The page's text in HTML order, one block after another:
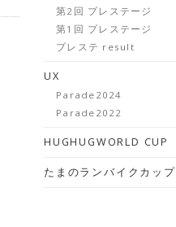
第2回 プレステージ
第1回 プレステージ
プレステ result
UX
Parade2024
Parade2022
HUGHUGWORLD CUP
たまのランバイクカップ